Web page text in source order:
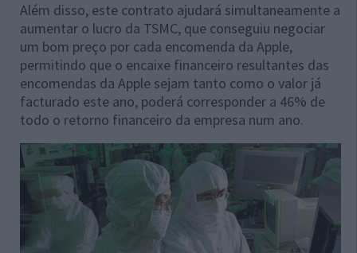
Além disso, este contrato ajudará simultaneamente a
aumentar o lucro da TSMC, que conseguiu negociar
um bom preço por cada encomenda da Apple,
permitindo que o encaixe financeiro resultantes das
encomendas da Apple sejam tanto como o valor já
facturado este ano, poderá corresponder a 46% de
todo o retorno financeiro da empresa num ano.